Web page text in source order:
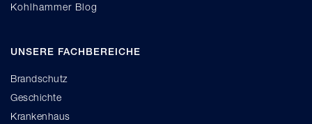
Kohlhammer Blog
UNSERE FACHBEREICHE
Brandschutz
Geschichte
Krankenhaus